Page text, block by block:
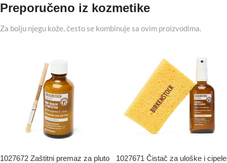
Preporučeno iz kozmetike
Za bolju njegu kože, često se kombinuje sa ovim proizvodima.
1027672 Zaštitni premaz za pluto
1027671 Čistač za uloške i cipele